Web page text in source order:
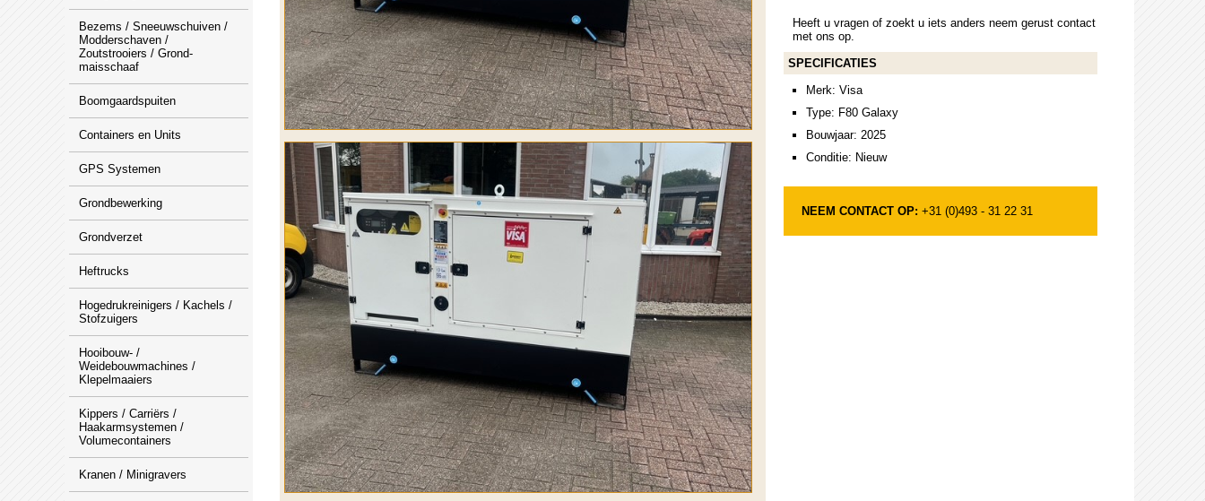
Bezems / Sneeuwschuiven /
Modderschaven /
Zoutstrooiers / Grond-
maisschaaf
Boomgaardspuiten
Containers en Units
GPS Systemen
Grondbewerking
Grondverzet
Heftrucks
Hogedrukreinigers / Kachels /
Stofzuigers
Hooibouw- /
Weidebouwmachines /
Klepelmaaiers
Kippers / Carriërs /
Haakarmsystemen /
Volumecontainers
Kranen / Minigravers
Heeft u vragen of zoekt u iets anders neem gerust contact
met ons op.
SPECIFICATIES
Merk: Visa
Type: F80 Galaxy
Bouwjaar: 2025
Conditie: Nieuw
NEEM CONTACT OP: +31 (0)493 - 31 22 31